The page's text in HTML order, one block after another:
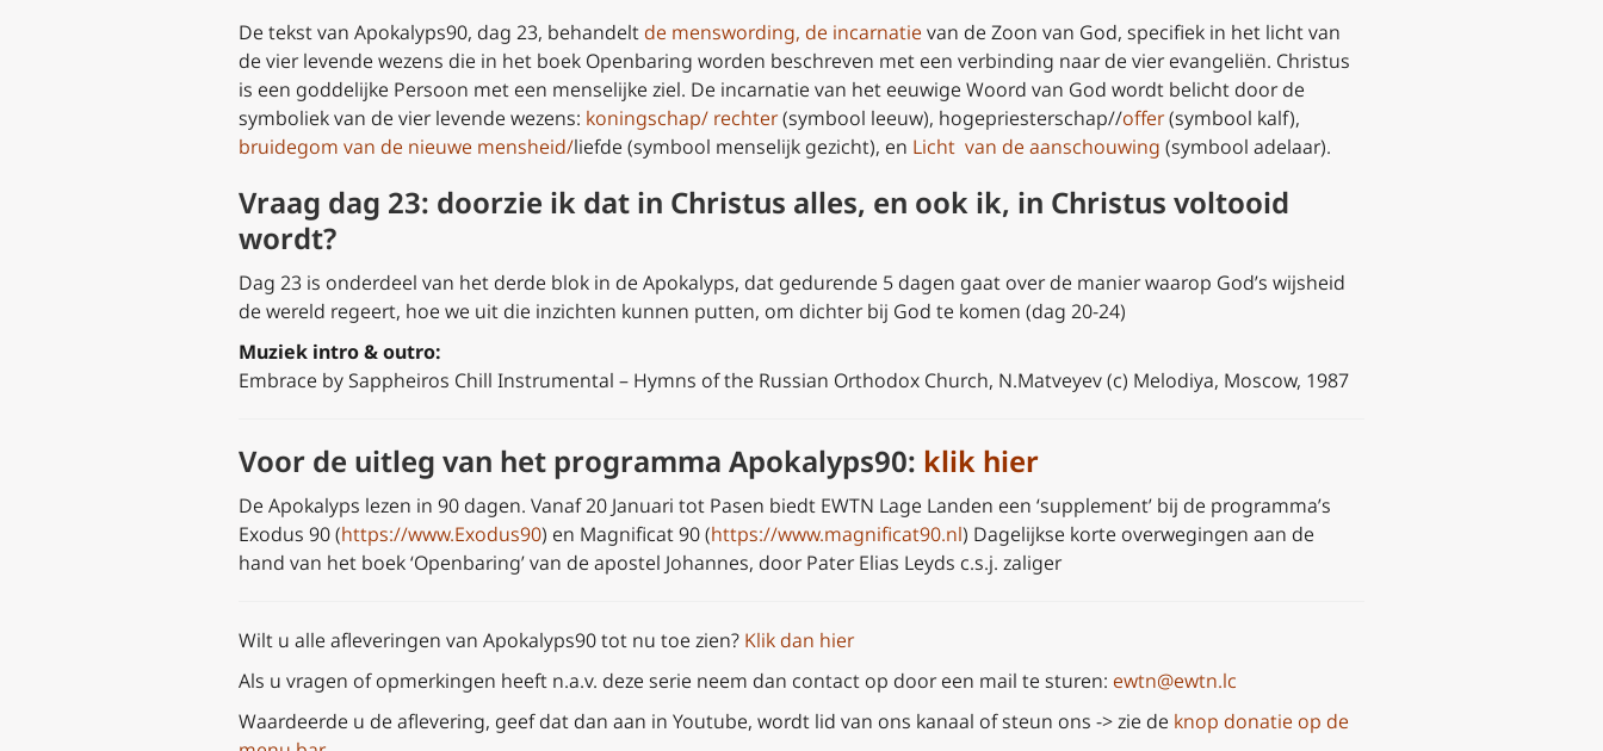
De tekst van Apokalyps90, dag 23, behandelt de menswording, de incarnatie van de Zoon van God, specifiek in het licht van
de vier levende wezens die in het boek Openbaring worden beschreven met een verbinding naar de vier evangeliën. Christus
is een goddelijke Persoon met een menselijke ziel. De incarnatie van het eeuwige Woord van God wordt belicht door de
symboliek van de vier levende wezens: koningschap/ rechter(symbool leeuw), hogepriesterschap//offer(symbool kalf),
bruidegom van de nieuwe mensheid/liefde (symbool menselijk gezicht), en Licht van de aanschouwing (symbool adelaar).
Vraag dag 23: doorzie ik dat in Christus alles, en ook ik, in Christus voltooid
wordt?
Dag 23 is onderdeel van het derde blok in de Apokalyps, dat gedurende 5 dagen gaat over de manier waarop God’s wijsheid
de wereld regeert, hoe we uit die inzichten kunnen putten, om dichter bij God te komen (dag 20-24)
Muziek intro & outro:
Embrace by Sappheiros Chill Instrumental – Hymns of the Russian Orthodox Church, N.Matveyev (c) Melodiya, Moscow, 1987
Voor de uitleg van het programma Apokalyps90: klik hier
De Apokalyps lezen in 90 dagen. Vanaf 20 Januari tot Pasen biedt EWTN Lage Landen een ‘supplement’ bij de programma’s
Exodus 90 (https://www.Exodus90) en Magnificat 90 (https://www.magnificat90.nl) Dagelijkse korte overwegingen aan de
hand van het boek ‘Openbaring’ van de apostel Johannes, door Pater Elias Leyds c.s.j. zaliger
Wilt u alle afleveringen van Apokalyps90 tot nu toe zien? Klik dan hier
Als u vragen of opmerkingen heeft n.a.v. deze serie neem dan contact op door een mail te sturen: ewtn@ewtn.lc
Waardeerde u de aflevering, geef dat dan aan in Youtube, wordt lid van ons kanaal of steun ons -> zie de knop donatie op de